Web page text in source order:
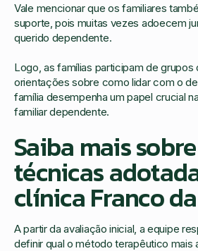
Vale mencionar que os familiares
suporte, pois muitas vezes adoecem
querido dependente.
Logo, as famílias participam de
orientações sobre como lidar com o
família desempenha um papel crucial
familiar dependente.
Saiba mais
técnicas
clínica Franco
A partir da avaliação inicial, a equipe
definir qual o método terapêutico mais